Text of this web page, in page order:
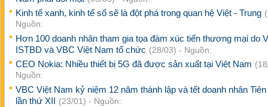
Kinh tế xanh, kinh tế số sẽ là đột phá trong quan hệ Việt - Trung
Nguồn:
Hơn 100 doanh nhân tham gia tọa đàm xúc tiến thương mại do
ISTBD và VBC Việt Nam tổ chức (28/03) - Nguồn:
CEO Nokia: Nhiều thiết bị 5G đã được sản xuất tại Việt Nam
Nguồn:
VBC Việt Nam kỷ niệm 12 năm thành lập và tết doanh nhân
lần thứ XII
(23/01) - Nguồn: